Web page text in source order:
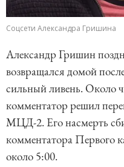
Соцсети Александра Гришина
Александр Гришин
возвращался домой
сильный ливень. Около
комментатор решил
МЦД-2. Его насмерть
комментатора Первого
около 5:00.